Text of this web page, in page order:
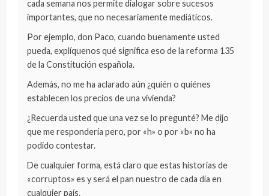
cada semana nos permite dialogar sobre sucesos
importantes, que no necesariamente mediáticos.
Por ejemplo, don Paco, cuando buenamente usted
pueda, explíquenos qué significa eso de la reforma 135
de la Constitución española.
Además, no me ha aclarado aún ¿quién o quiénes
establecen los precios de una vivienda?
¿Recuerda usted que una vez se lo pregunté? Me dijo
que me respondería pero, por «h» o por «b» no ha
podido contestar.
De cualquier forma, está claro que estas historias de
«corruptos» es y será el pan nuestro de cada día en
cualquier país.